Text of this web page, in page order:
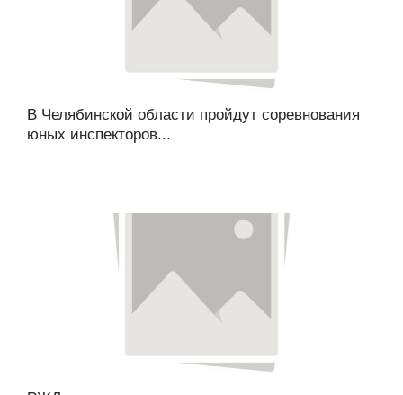
В Челябинской области пройдут соревнования
юных инспекторов...